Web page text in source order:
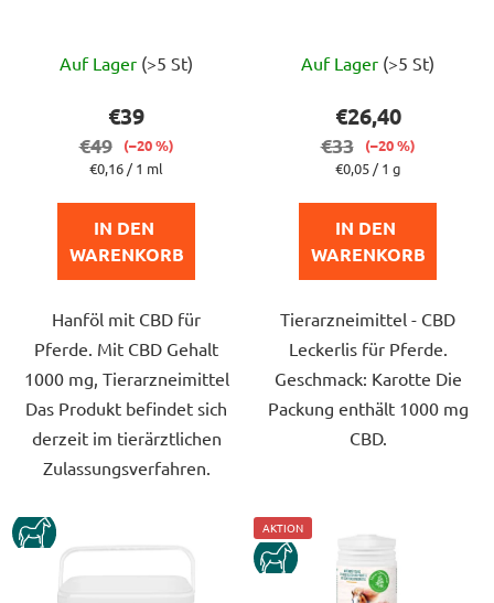
durchschnittliche
Produktbewertung
5,0
5
Sternen.
Auf Lager (>5 St)
€39
€49
(–20 %)
Verkaufspreis:
€0,16 / 1 ml
IN DEN
WARENKORB
Hanföl mit CBD für
Pferde. Mit CBD Gehalt
1000 mg, Tierarzneimittel
Das Produkt befindet sich
derzeit im tierärztlichen
Zulassungsverfahren.
ist
5,0
5
Sternen.
Auf Lager (>5 St)
€26,40
€33
(–20 %)
Verkaufspreis:
€0,05 / 1 g
IN DEN
WARENKORB
Tierarzneimittel - CBD
Leckerlis für Pferde.
Geschmack: Karotte Die
Packung enthält 1000 mg
CBD.
KUN
AKTION
KUN